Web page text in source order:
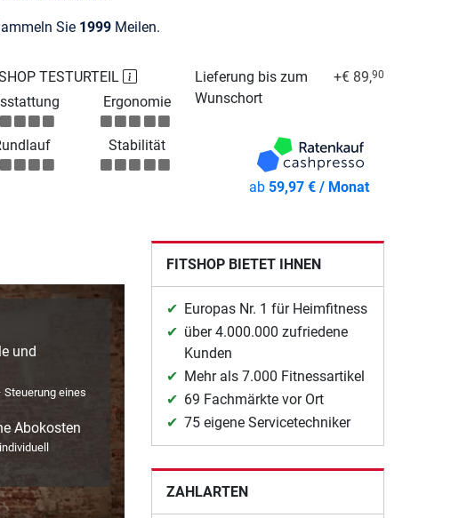
Sie 1999Meilen.
TESTURTEIL
Ergonomie
Stabilität
Lieferung bis zum
Wunschort
+€ 89,90
ab 59,97 € / Monat
und
eines
Abokosten
FITSHOP BIETET IHNEN
Europas Nr. 1 für Heimfitness
über 4.000.000 zufriedene
Kunden
Mehr als 7.000 Fitnessartikel
69 Fachmärkte vor Ort
75 eigene Servicetechniker
ZAHLARTEN